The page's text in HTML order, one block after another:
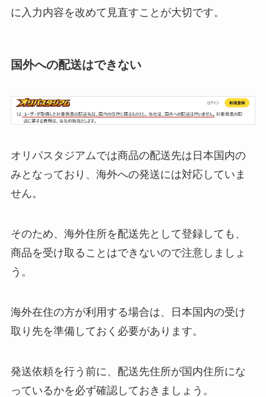
に入力内容を改めて見直すことが大切です。
国外への配送はできない
オリパスタジアムでは商品の配送先は日本国内の
みとなっており、海外への発送には対応していま
せん。
そのため、海外住所を配送先として登録しても、
商品を受け取ることはできないので注意しましょ
う。
海外在住の方が利用する場合は、日本国内の受け
取り先を準備しておく必要があります。
発送依頼を行う前に、配送先住所が国内住所にな
っているかを必ず確認しておきましょう。